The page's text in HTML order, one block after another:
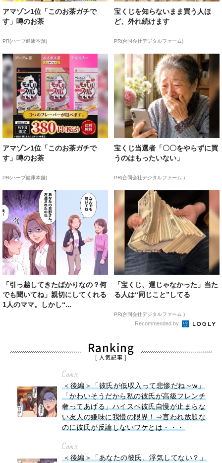
アマゾン1位「このお茶ガチで
す」噂のお茶
PR(ハーブ健康本舗)
宝くじを知らないまま買う人ほ
ど、外れ続けます
PR(合同会社デジタルファーム)
アマゾン1位「このお茶ガチで
す」噂のお茶
PR(ハーブ健康本舗)
宝くじ当選者「〇〇をやらずに買
うのはもったいない」
PR(合同会社デジタルファーム )
「引っ越してきたばかりなの？何
でも聞いてね」親切にしてくれる
1人のママ。しかし“...
「宝くじ、運じゃなかった」当た
る人は“同じこと”してる
PR(合同会社デジタルファーム )
Recommended by
Ranking
[ 人気記事 ]
Comic
＜後編＞「彼氏が低収入って悲惨だね～w」
「かわいそうだから私の彼氏が高級フレンチ
奢ってあげる」ハイスペ彼氏自慢が止まらな
い友人の嫌味に我慢の限界！⇒言われ放題な
のに彼氏が反論しないワケとは・・・
Comic
＜後編＞「あなたの彼氏、浮気してない？」